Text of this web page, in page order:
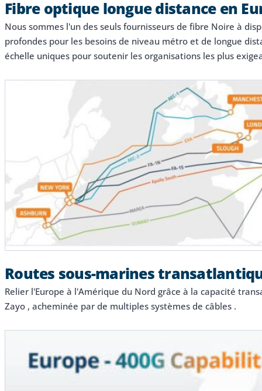
Fibre optique longue distance en
Nous sommes l'un des seuls fournisseurs de fibre Noire à
profondes pour les besoins de niveau métro et de longue
échelle uniques pour soutenir les organisations les plus
Routes sous-marines
Relier l'Europe à l'Amérique du Nord grâce à la capacité
Zayo , acheminée par de multiples systèmes de câbles .